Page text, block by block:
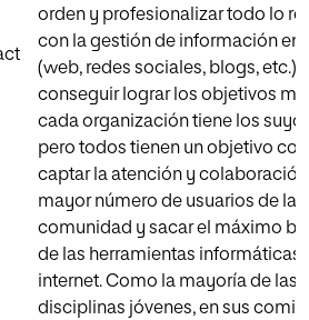
orden y profesionalizar todo lo
con la gestión de información en
(web, redes sociales, blogs, etc.)
conseguir lograr los objetivos
cada organización tiene los
pero todos tienen un objetivo
captar la atención y
mayor número de usuarios de la
comunidad y sacar el máximo
de las herramientas informáticas
internet. Como la mayoría de las
disciplinas jóvenes, en sus